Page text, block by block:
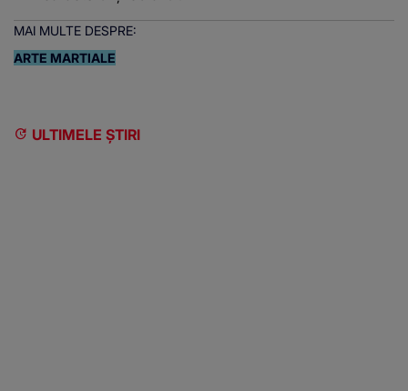
MAI MULTE DESPRE:
ARTE MARTIALE
ULTIMELE ȘTIRI